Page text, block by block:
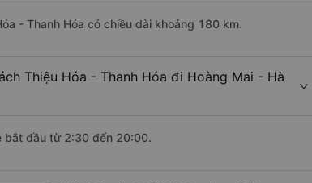
- Thanh Hóa có chiều dài khoảng 180 km.
Thiệu Hóa - Thanh Hóa đi Hoàng Mai - Hà
bắt đầu từ 2:30 đến 20:00.